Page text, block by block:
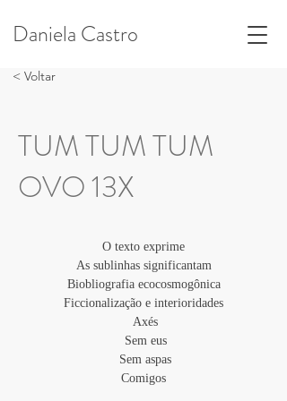
Daniela Castro
< Voltar
TUM TUM TUM
OVO 13X
O texto exprime
As sublinhas significantam
Biobliografia ecocosmogônica
Ficcionalização e interioridades
Axés
Sem eus
Sem aspas
Comigos